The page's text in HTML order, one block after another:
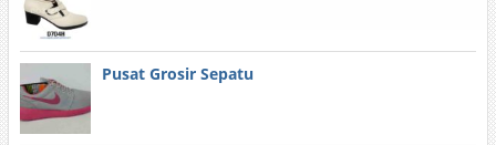
Pusat Grosir Sepatu